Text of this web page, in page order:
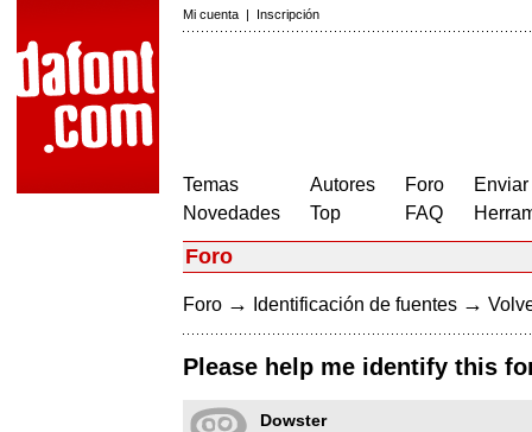
Mi cuenta | Inscripción
Temas
Novedades
Autores
Top
Foro
FAQ
Foro
Foro → Identificación de fuentes →
Please help me identify this
Dowster